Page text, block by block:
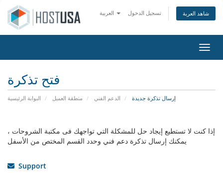
تسجيل الدخول شاهد العربة
فتح تذكرة
البوابة الرئيسية منطقة العميل الدعم الفني إرسال تذكرة جديدة
إذا كنت لا تستطيع إيجاد حل للمشكلة التي تواجهك فى مكتبة الشروحات ،
يمكنك إرسال تذكرة دعم فني وحدد القسم المختص من الأسفل
Support